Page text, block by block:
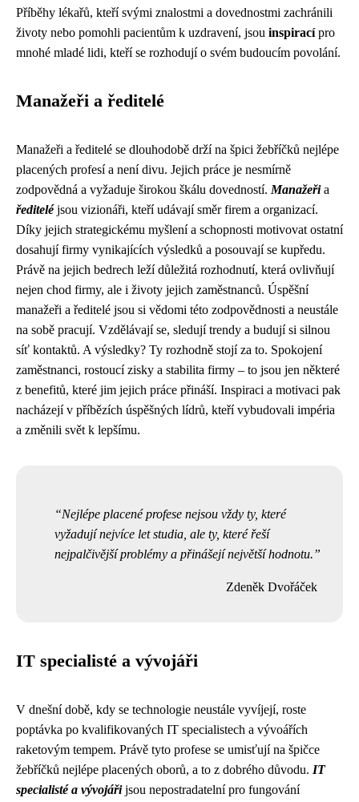
Příběhy lékařů, kteří svými znalostmi a dovednostmi zachránili
životy nebo pomohli pacientům k uzdravení, jsou inspiracípro
mnohé mladé lidi, kteří se rozhodují o svém budoucím povolání.
Manažeři a ředitelé
Manažeři a ředitelé se dlouhodobě drží na špici žebříčků nejlépe
placených profesí a není divu. Jejich práce je nesmírně
zodpovědná a vyžaduje širokou škálu dovedností. Manažeřia
řediteléjsou vizionáři, kteří udávají směr firem a organizací.
Díky jejich strategickému myšlení a schopnosti motivovat ostatní
dosahují firmy vynikajících výsledků a posouvají se kupředu.
Právě na jejich bedrech leží důležitá rozhodnutí, která ovlivňují
nejen chod firmy, ale i životy jejich zaměstnanců. Úspěšní
manažeři a ředitelé jsou si vědomi této zodpovědnosti a neustále
na sobě pracují. Vzdělávají se, sledují trendy a budují si silnou
síť kontaktů. A výsledky? Ty rozhodně stojí za to. Spokojení
zaměstnanci, rostoucí zisky a stabilita firmy – to jsou jen některé
z benefitů, které jim jejich práce přináší. Inspiraci a motivaci pak
nacházejí v příbězích úspěšných lídrů, kteří vybudovali impéria
a změnili svět k lepšímu.
Nejlépe placené profese nejsou vždy ty, které
vyžadují nejvíce let studia, ale ty, které řeší
nejpalčivější problémy a přinášejí největší hodnotu.
Zdeněk Dvořáček
IT specialisté a vývojáři
V dnešní době, kdy se technologie neustále vyvíjejí, roste
poptávka po kvalifikovaných IT specialistech a vývoářích
raketovým tempem. Právě tyto profese se umisťují na špičce
žebříčků nejlépe placených oborů, a to z dobrého důvodu. IT
specialisté a vývojářijsou nepostradatelní pro fungování